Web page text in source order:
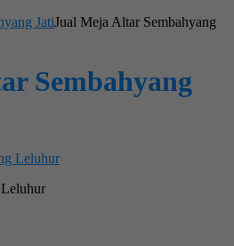
JatiJual Meja Altar Sembahyang
Sembahyang